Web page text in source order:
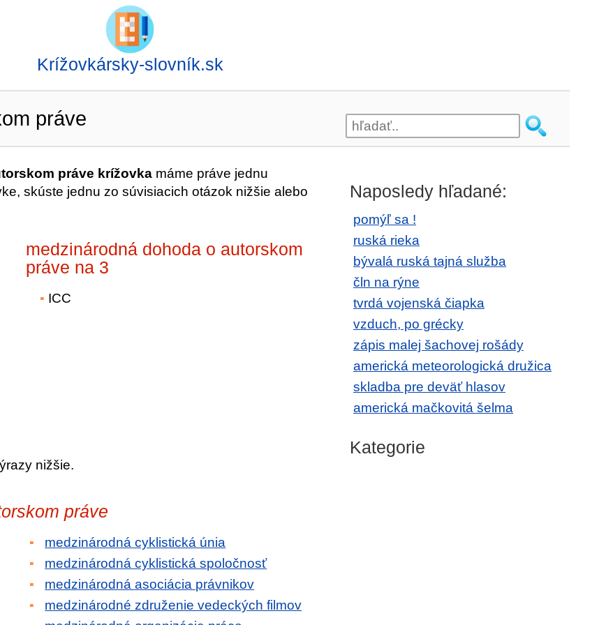
Krížovkársky-slovník.sk
práve
práve krížovka máme práve jednu
skúste jednu zo súvisiacich otázok nižšie alebo
medzinárodná dohoda o autorskom
práve na 3
ICC
nižšie.
práve
medzinárodná cyklistická únia
medzinárodná cyklistická spoločnosť
medzinárodná asociácia právnikov
medzinárodné združenie vedeckých filmov
Naposledy hľadané:
pomýľ sa !
ruská rieka
bývalá ruská tajná služba
čln na rýne
tvrdá vojenská čiapka
vzduch, po grécky
zápis malej šachovej rošády
americká meteorologická družica
skladba pre deväť hlasov
americká mačkovitá šelma
Kategorie